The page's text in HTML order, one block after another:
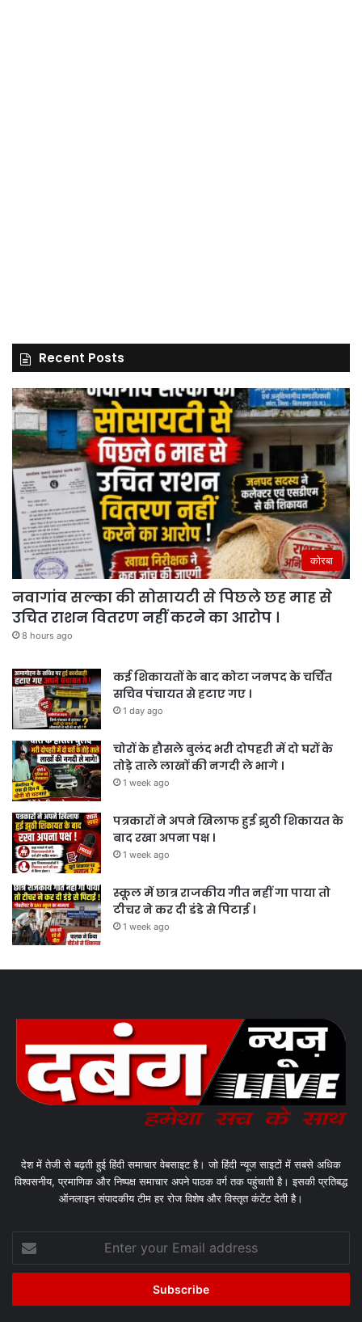
Recent Posts
कोरबा
नवागांव सल्का की सोसायटी से पिछले छह माह से
उचित राशन वितरण नहीं करने का आरोप ।
8 hours ago
कई शिकायतों के बाद कोटा जनपद के चर्चित
सचिव पंचायत से हटाए गए ।
1 day ago
चोरों के हौसले बुलंद भरी दोपहरी में दो घरों के
तोड़े ताले लाखों की नगदी ले भागे ।
1 week ago
पत्रकारों ने अपने खिलाफ हुई झुठी शिकायत के
बाद रखा अपना पक्ष ।
1 week ago
स्कूल में छात्र राजकीय गीत नहीं गा पाया तो
टीचर ने कर दी डंडे से पिटाई ।
1 week ago
देश में तेजी से बढ़ती हुई हिंदी समाचार वेबसाइट है। जो हिंदी न्यूज साइटों में सबसे अधिक
विश्वसनीय, प्रमाणिक और निष्पक्ष समाचार अपने पाठक वर्ग तक पहुंचाती है। इसकी प्रतिबद्ध
ऑनलाइन संपादकीय टीम हर रोज विशेष और विस्तृत कंटेंट देती है।
your
Email